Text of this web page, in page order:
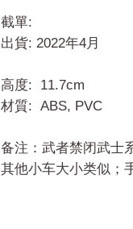
截單:
出貨: 2022年4月
高度: 11.7cm
材質: ABS, PVC
备注：武者禁闭武士
其他小车大小类似；